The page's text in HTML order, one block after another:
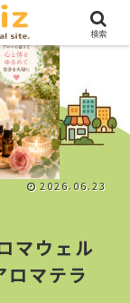
マウェル
マテラ
2026.06.23
検索